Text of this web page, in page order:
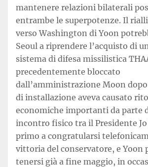
mantenere relazioni bilaterali
entrambe le superpotenze. Il
verso Washington di Yoon
Seoul a riprendere l’acquisto di
sistema di difesa missilistica
precedentemente bloccato
dall’amministrazione Moon
di installazione aveva causato
economiche importanti da parte
incontro fisico tra il Presidente
primo a congratularsi
vittoria del conservatore, e Yoon
tenersi già a fine maggio, in